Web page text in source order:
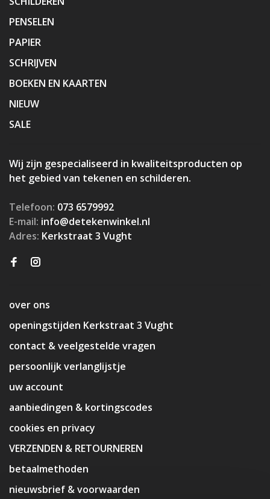
PENSELEN
PAPIER
SCHRIJVEN
BOEKEN EN KAARTEN
NIEUW
SALE
Wij zijn gespecialiseerd in kwaliteitsproducten op
het gebied van tekenen en schilderen.
Telefoon: 073 6579992
E-mail: info@detekenwinkel.nl
Adres: Kerkstraat 3 Vught
over ons
openingstijden Kerkstraat 3 Vught
contact & veelgestelde vragen
persoonlijk verlanglijstje
uw account
aanbiedingen & kortingscodes
cookies en privacy
VERZENDEN & RETOURNEREN
betaalmethoden
nieuwsbrief & voorwaarden